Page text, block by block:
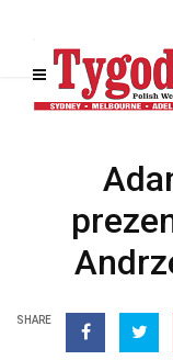
SHARE